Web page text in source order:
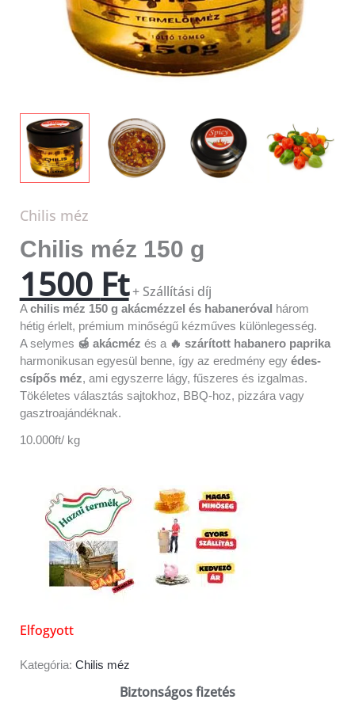
Chilis méz
Chilis méz 150 g
1500 Ft+ Szállítási díj
Achilis méz 150 g akácmézzel és habaneróval három
hétig érlelt, prémium minőségű kézműves különlegesség.
A selymes 🍯 akácméz és a 🔥 szárított habanero paprika
harmonikusan egyesül benne, így az eredmény egy édes-
csípős méz, ami egyszerre lágy, fűszeres és izgalmas.
Tökéletes választás sajtokhoz, BBQ-hoz, pizzára vagy
gasztroajándéknak.
10.000ft/ kg
Elfogyott
Kategória: Chilis méz
Biztonságos fizetés